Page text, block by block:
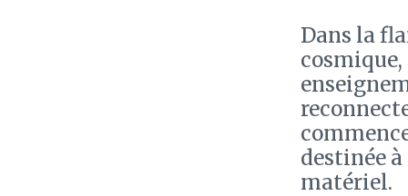
Dans la
destinée
matériel.